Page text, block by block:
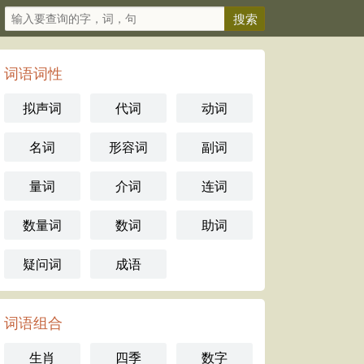
词语词性
拟声词 代词 动词
名词 形容词 副词
量词 介词 连词
数量词 数词 助词
疑问词 成语
词语组合
生肖 四季 数字